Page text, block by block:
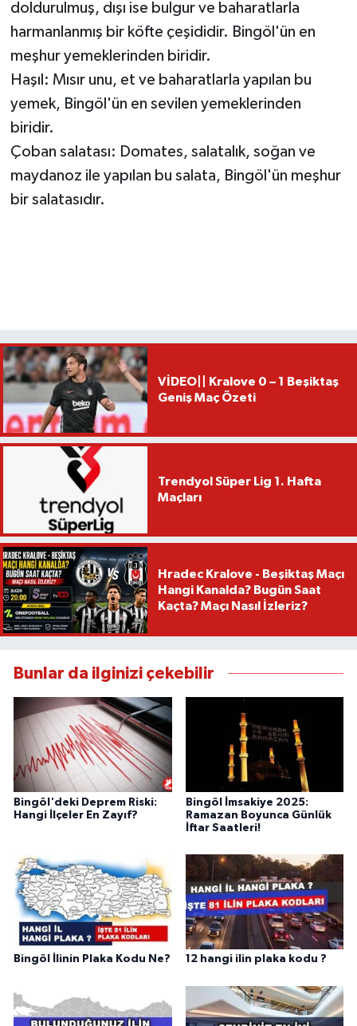
doldurulmuş, dışı ise bulgur ve baharatlarla
harmanlanmış bir köfte çeşididir. Bingöl'ün en
meşhur yemeklerinden biridir.
Haşıl: Mısır unu, et ve baharatlarla yapılan bu
yemek, Bingöl'ün en sevilen yemeklerinden
biridir.
Çoban salatası: Domates, salatalık, soğan ve
maydanoz ile yapılan bu salata, Bingöl'ün meşhur
bir salatasıdır.
VİDEO|| Kralove 0 – 1 Beşiktaş
Geniş Maç Özeti
Trendyol Süper Lig 1. Hafta
Maçları
Hradec Kralove - Beşiktaş Maçı
Hangi Kanalda? Bugün Saat
Kaçta? Maçı Nasıl İzleriz?
Bunlar da ilginizi çekebilir
Bingöl'deki Deprem Riski:
Hangi İlçeler En Zayıf?
Bingöl İmsakiye 2025:
Ramazan Boyunca Günlük
İftar Saatleri!
Bingöl İlinin Plaka Kodu Ne? 12 hangi ilin plaka kodu ?